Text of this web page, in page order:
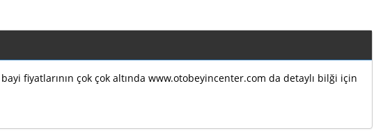
fiyatlarının çok çok altında www.otobeyincenter.com da detaylı bilği için